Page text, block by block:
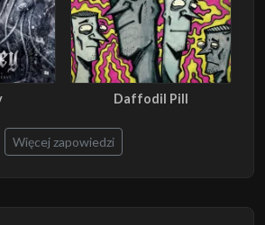
Daffodil Pill
Więcej zapowiedzi